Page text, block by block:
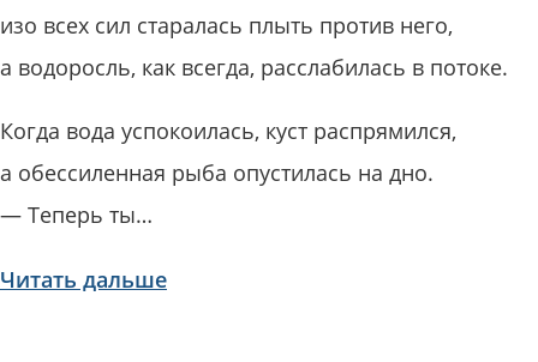
изо всех сил старалась плыть против него,
а водоросль, как всегда, расслабилась в потоке.
Когда вода успокоилась, куст распрямился,
а обессиленная рыба опустилась на дно.
— Теперь ты…
Читать дальше